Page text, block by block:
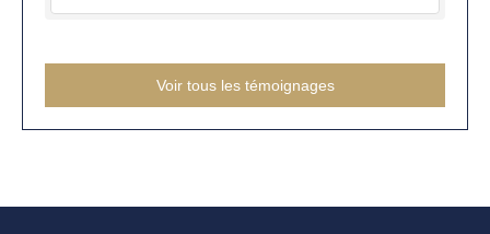
Voir tous les témoignages